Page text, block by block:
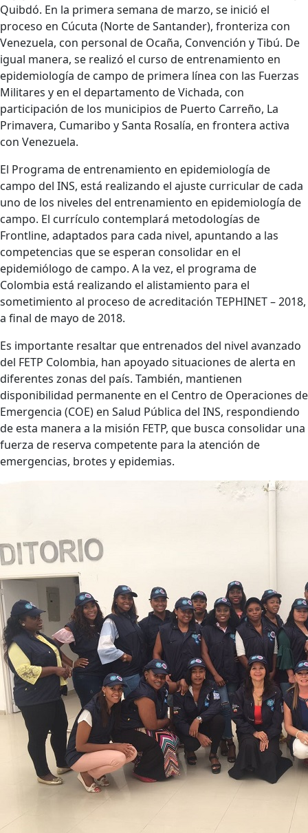
Quibdó. En la primera semana de marzo, se inició el
proceso en Cúcuta (Norte de Santander), fronteriza con
Venezuela, con personal de Ocaña, Convención y Tibú. De
igual manera, se realizó el curso de entrenamiento en
epidemiología de campo de primera línea con las Fuerzas
Militares y en el departamento de Vichada, con
participación de los municipios de Puerto Carreño, La
Primavera, Cumaribo y Santa Rosalía, en frontera activa
con Venezuela.
El Programa de entrenamiento en epidemiología de
campo del INS, está realizando el ajuste curricular de cada
uno de los niveles del entrenamiento en epidemiología de
campo. El currículo contemplará metodologías de
Frontline, adaptados para cada nivel, apuntando a las
competencias que se esperan consolidar en el
epidemiólogo de campo. A la vez, el programa de
Colombia está realizando el alistamiento para el
sometimiento al proceso de acreditación TEPHINET – 2018,
a final de mayo de 2018.
Es importante resaltar que entrenados del nivel avanzado
del FETP Colombia, han apoyado situaciones de alerta en
diferentes zonas del país. También, mantienen
disponibilidad permanente en el Centro de Operaciones de
Emergencia (COE) en Salud Pública del INS, respondiendo
de esta manera a la misión FETP, que busca consolidar una
fuerza de reserva competente para la atención de
emergencias, brotes y epidemias.